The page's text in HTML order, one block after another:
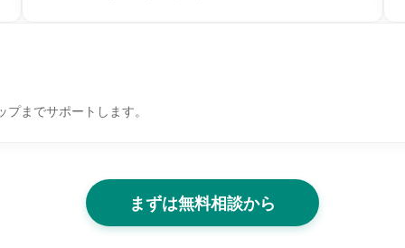
までサポートします。
まずは無料相談から